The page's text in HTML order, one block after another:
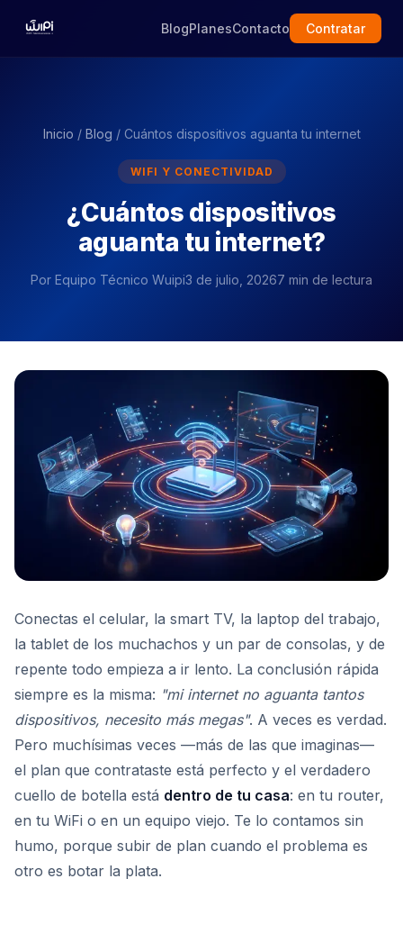
BlogPlanesContacto Contratar
Inicio / Blog / Cuántos dispositivos aguanta tu internet
WIFI Y CONECTIVIDAD
¿Cuántos dispositivos
aguanta tu internet?
Por Equipo Técnico Wuipi3 de julio, 20267 min de lectura
Conectas el celular, la smart TV, la laptop del trabajo,
la tablet de los muchachos y un par de consolas, y de
repente todo empieza a ir lento. La conclusión rápida
siempre es la misma: "mi internet no aguanta tantos
dispositivos, necesito más megas". A veces es verdad.
Pero muchísimas veces —más de las que imaginas—
el plan que contrataste está perfecto y el verdadero
cuello de botella está dentro de tu casa: en tu router,
en tu WiFi o en un equipo viejo. Te lo contamos sin
humo, porque subir de plan cuando el problema es
otro es botar la plata.